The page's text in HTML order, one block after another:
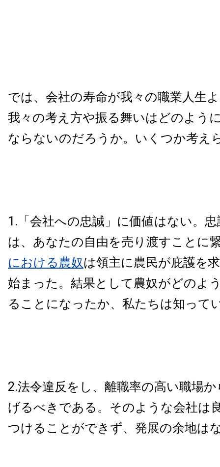
では、会社の寿命が我々の職業人生
我々の考え方や振る舞いはどのよう
ならないのだろうか。いくつか考え
1.「会社への忠誠」に価値はない。
は、あなたの自由を売り渡すことに
における農奴は領主に農民が庇護を
始まった。結果として農奴がどのよ
ることになったか、私たちは知って
2.法令違反をし、離職率の高い職場
げるべきである。そのような会社は
つけることができず、発展の余地は